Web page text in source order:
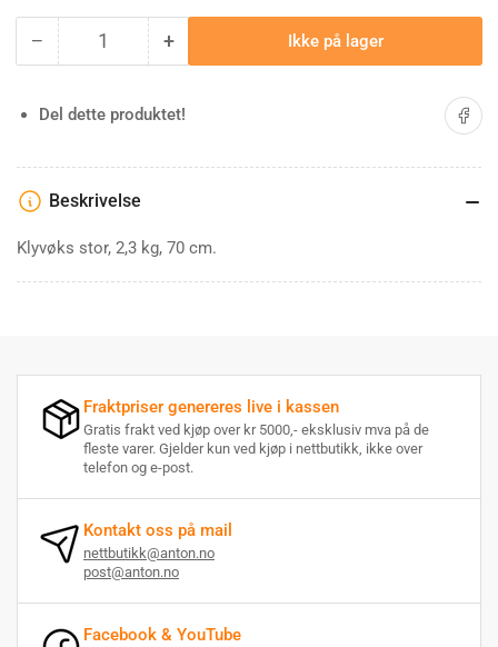
− Minske
Klyvøks
Antall +Øk
Klyvøks
Ikke på lager
Del dette produktet! Del på
Beskrivelse
Klyvøks stor, 2,3 kg, 70 cm.
Fraktpriser genereres live i kassen
Gratis frakt ved kjøp over kr 5000,- eksklusiv mva på de
fleste varer. Gjelder kun ved kjøp i nettbutikk, ikke over
telefon og e-post.
Kontakt oss på mail
nettbutikk@anton.no
post@anton.no
Facebook & YouTube